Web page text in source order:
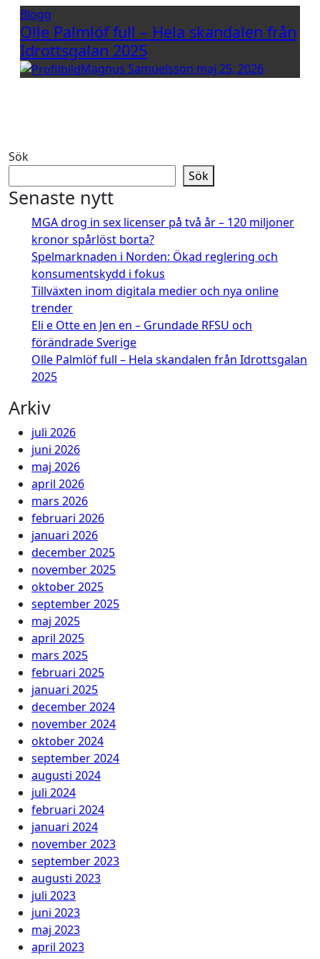
Blogg
Olle Palmlöf full – Hela skandalen från
Idrottsgalan 2025
Magnus Samuelsson maj 25, 2026
Sök
Sök
Senaste nytt
MGA drog in sex licenser på två år – 120 miljoner
kronor spårlöst borta?
Spelmarknaden i Norden: Ökad reglering och
konsumentskydd i fokus
Tillväxten inom digitala medier och nya online
trender
Eli e Otte en Jen en – Grundade RFSU och
förändrade Sverige
Olle Palmlöf full – Hela skandalen från Idrottsgalan
2025
Arkiv
juli 2026
juni 2026
maj 2026
april 2026
mars 2026
februari 2026
januari 2026
december 2025
november 2025
oktober 2025
september 2025
maj 2025
april 2025
mars 2025
februari 2025
januari 2025
december 2024
november 2024
oktober 2024
september 2024
augusti 2024
juli 2024
februari 2024
januari 2024
november 2023
september 2023
augusti 2023
juli 2023
juni 2023
maj 2023
april 2023